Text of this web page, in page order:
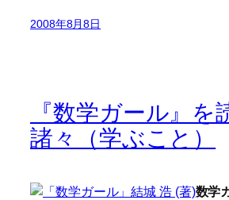
2008年8月8日
『数学ガール』を
諸々（学ぶこと）
数学